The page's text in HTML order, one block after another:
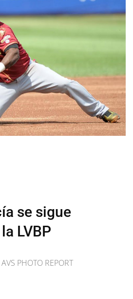
se sigue
LVBP
PHOTO REPORT